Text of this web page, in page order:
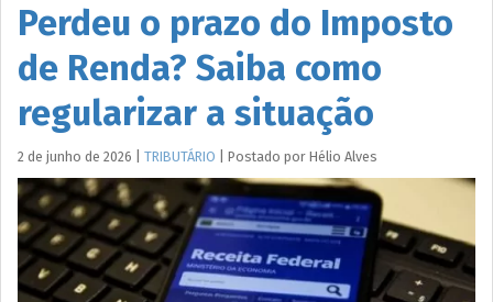
Perdeu o prazo do Imposto
de Renda? Saiba como
regularizar a situação
2 de junho de 2026 TRIBUTÁRIO Postado por Hélio Alves